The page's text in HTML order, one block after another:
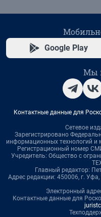
Google Play
Мы
Контактные данные для
Сетевое
Зарегистрировано
информационных технологий
Регистрационный номер
Учредитель: Общество с
Главный редактор:
Адрес редакции: 450006, г.
Электронный
Контактные данные для